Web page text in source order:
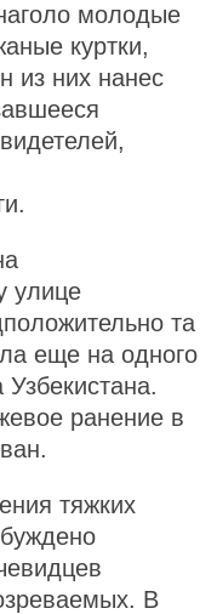
молодые
куртки,
из них нанес
улице
та
еще на одного
ранение в
тяжких
В